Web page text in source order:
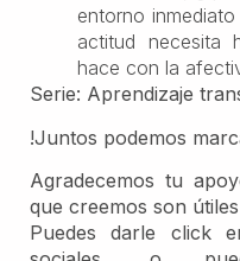
entorno
actitud necesita
hace con la
Serie: Aprendizaje
!Juntos podemos
Agradecemos tu
que creemos son
Puedes darle click